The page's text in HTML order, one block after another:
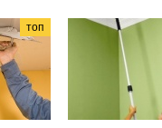
топ